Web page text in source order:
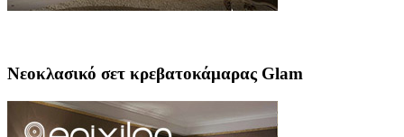
Νεοκλασικό σετ κρεβατοκάμαρας Glam